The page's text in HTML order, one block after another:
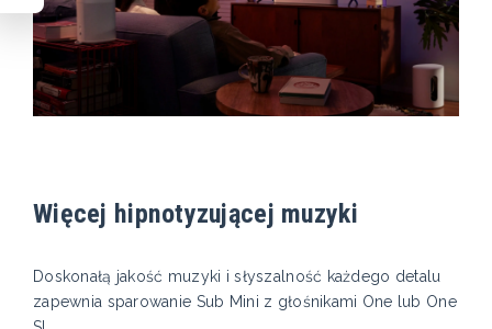
Więcej hipnotyzującej muzyki
Doskonałą jakość muzyki i słyszalność każdego detalu
zapewnia sparowanie Sub Mini z głośnikami One lub One